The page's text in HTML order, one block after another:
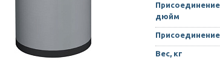
дюйм
Вес, кг